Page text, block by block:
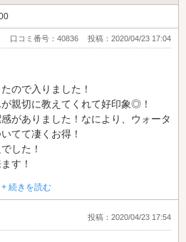
星のうち5
口コミ番号：40836 投稿：2020/04/23 17:04
ので入りました！
親切に教えてくれて好印象◎！
がありました！なにより、ウォータ
てて凄くお得！
した！
す！
+ 続きを読む
投稿：2020/04/23 17:54